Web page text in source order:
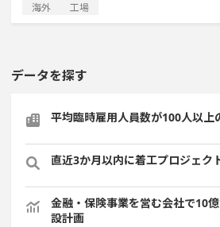
海外 工場
データを探す
平均臨時雇用人員数が100人以上
直近3か月以内に着工プロジェク
金融・保険事業を営む会社で10
設計画